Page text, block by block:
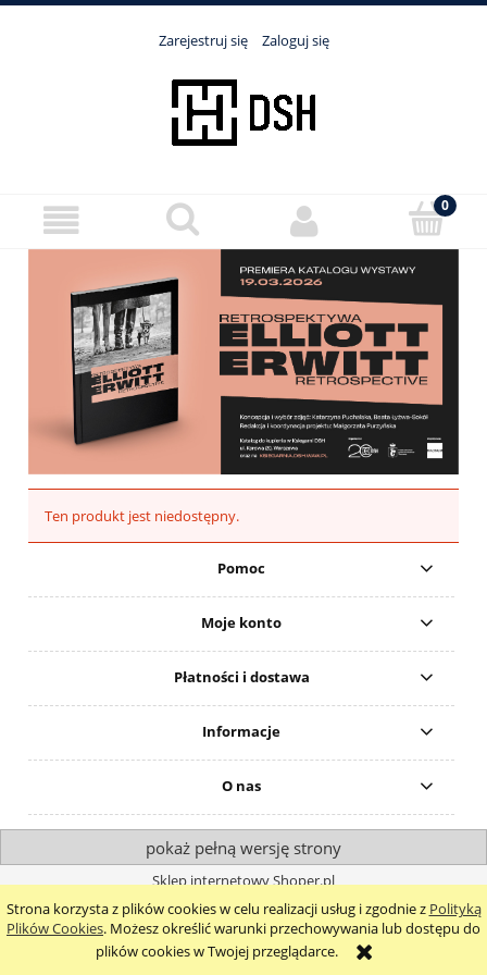
Strona korzysta z plików cookies w celu realizacji usług i zgodnie z Polityką
Plików Cookies. Możesz określić warunki przechowywania lub dostępu do
plików cookies w Twojej przeglądarce.
Zarejestruj się Zaloguj się
Ten produkt jest niedostępny.
Pomoc
Moje konto
Płatności i dostawa
Informacje
O nas
pokaż pełną wersję strony
Sklep internetowy Shoper.pl